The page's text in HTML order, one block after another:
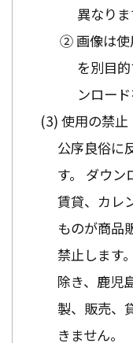
異なり
② 画像は使
を別目
ンロー
使用の禁止
公序良俗に
す。 ダウン
賃貸、カレ
ものが商品
禁止します
除き、鹿児
製、販売、
きません。